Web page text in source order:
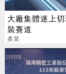
大廠集體迷上
裝賽道
產業